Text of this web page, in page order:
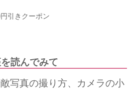
引きクーポン
読んでみて
写真の撮り方、カメラの小